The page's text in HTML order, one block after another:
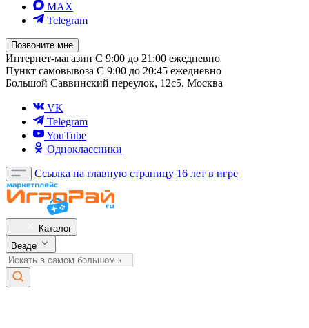
MAX
Telegram
Позвоните мне
Интернет-магазин С 9:00 до 21:00 ежедневно
Пункт самовывоза С 9:00 до 20:45 ежедневно
Большой Саввинский переулок, 12с5, Москва
VK
Telegram
YouTube
Одноклассники
Ссылка на главную страницу 16 лет в игре
Каталог
Везде